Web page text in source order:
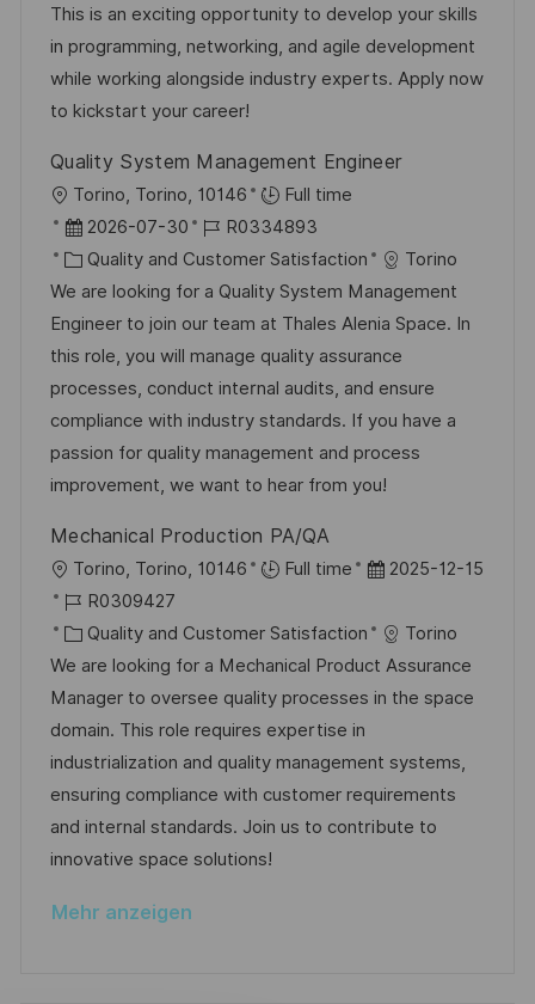
u
n
g
d
e
r
V
r
ö
f
f
e
n
t
l
i
c
h
u
n
g
D
g
o
r
i
This is an exciting opportunity to develop your skills
in programming, networking, and agile development
while working alongside industry experts. Apply now
to kickstart your career!
Quality System Management Engineer
O
r
t
Torino, Torino, 10146
Full time
D
a
t
u
m
d
e
r
V
r
ö
f
f
e
n
t
l
i
c
h
u
2026-07-30
J
o
b
-
I
D
R0334893
K
a
t
e
g
o
r
i
Quality and Customer Satisfaction
Torino
We are looking for a Quality System Management
Engineer to join our team at Thales Alenia Space. In
this role, you will manage quality assurance
processes, conduct internal audits, and ensure
compliance with industry standards. If you have a
passion for quality management and process
improvement, we want to hear from you!
Mechanical Production PA/QA
O
r
t
Torino, Torino, 10146 Full time
D
t
u
m
e
r
V
2025-12-15
J
o
b
-
I
D
R0309427
K
a
t
e
g
o
r
i
Quality and Customer Satisfaction
Torino
We are looking for a Mechanical Product Assurance
Manager to oversee quality processes in the space
domain. This role requires expertise in
industrialization and quality management systems,
ensuring compliance with customer requirements
and internal standards. Join us to contribute to
innovative space solutions!
Mehr anzeigen